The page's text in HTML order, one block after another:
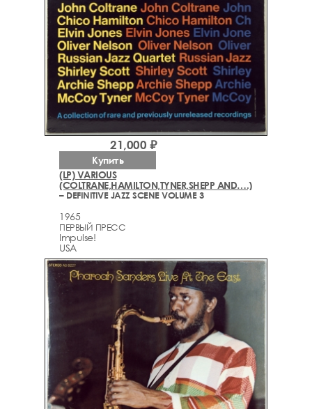
(LP) VARIOUS
(COLTRANE,HAMILTON,TYNER,SHEPP AND….)
– DEFINITIVE JAZZ SCENE VOLUME 3
1965
ПЕРВЫЙ ПРЕСС
Impulse!
USA
21,000 ₽
Купить